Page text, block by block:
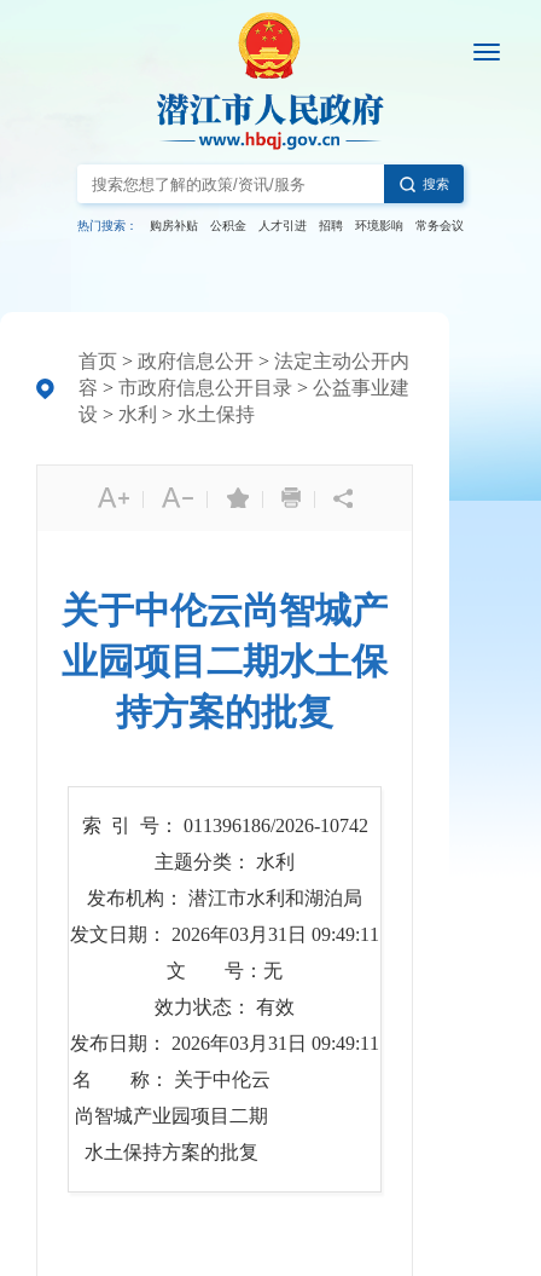
搜索
热门搜索： 购房补贴 公积金 人才引进 招聘 环境影响 常务会议
首页 > 政府信息公开 > 法定主动公开内
容 > 市政府信息公开目录 > 公益事业建
设 > 水利 > 水土保持
| | | |
关于中伦云尚智城产
业园项目二期水土保
持方案的批复
索 引 号： 011396186/2026-10742
主题分类： 水利
发布机构： 潜江市水利和湖泊局
发文日期： 2026年03月31日 09:49:11
文 号：无
效力状态： 有效
发布日期： 2026年03月31日 09:49:11
名 称： 关于中伦云
尚智城产业园项目二期
水土保持方案的批复